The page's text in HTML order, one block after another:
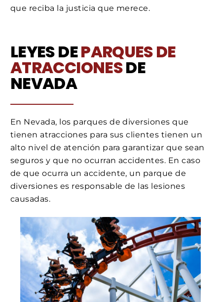
que reciba la justicia que merece.
LEYES DEPARQUES DE
ATRACCIONESDE
NEVADA
En Nevada, los parques de diversiones que
tienen atracciones para sus clientes tienen un
alto nivel de atención para garantizar que sean
seguros y que no ocurran accidentes. En caso
de que ocurra un accidente, un parque de
diversiones es responsable de las lesiones
causadas.